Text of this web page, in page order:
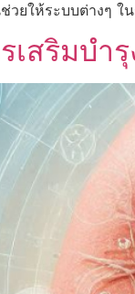
วยให้ระบบต่างๆ ใ
เสริมบำ